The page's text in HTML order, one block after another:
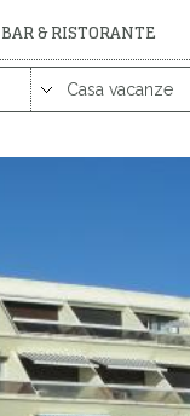
BAR & RISTORANTE